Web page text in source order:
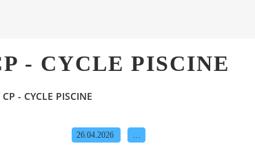
- CYCLE PISCINE
CP - CYCLE PISCINE
26.04.2026